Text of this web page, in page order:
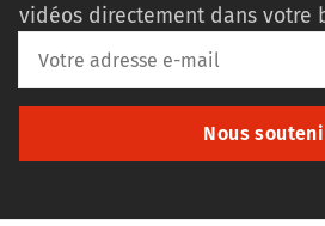
vidéos directement dans votre
Nous